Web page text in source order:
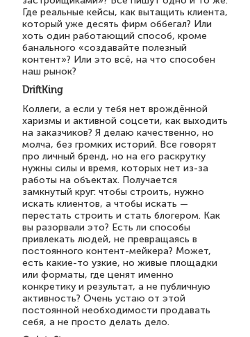
Где реальные кейсы, как вытащить клиента,
который уже десять фирм оббегал? Или
хоть один работающий способ, кроме
банального «создавайте полезный
контент»? Или это всё, на что способен
наш рынок?
DriftKing
Коллеги, а если у тебя нет врождённой
харизмы и активной соцсети, как выходить
на заказчиков? Я делаю качественно, но
молча, без громких историй. Все говорят
про личный бренд, но на его раскрутку
нужны силы и время, которых нет из-за
работы на объектах. Получается
замкнутый круг: чтобы строить, нужно
искать клиентов, а чтобы искать —
перестать строить и стать блогером. Как
вы разорвали это? Есть ли способы
привлекать людей, не превращаясь в
постоянного контент-мейкера? Может,
есть какие-то узкие, но живые площадки
или форматы, где ценят именно
конкретику и результат, а не публичную
активность? Очень устаю от этой
постоянной необходимости продавать
себя, а не просто делать дело.